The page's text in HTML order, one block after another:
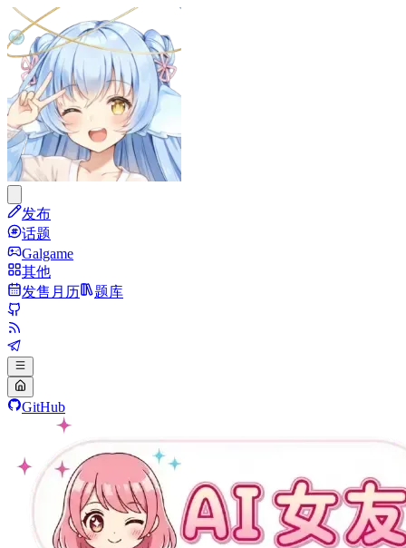
发布
话题
Galgame
其他
发售月历
题库
GitHub